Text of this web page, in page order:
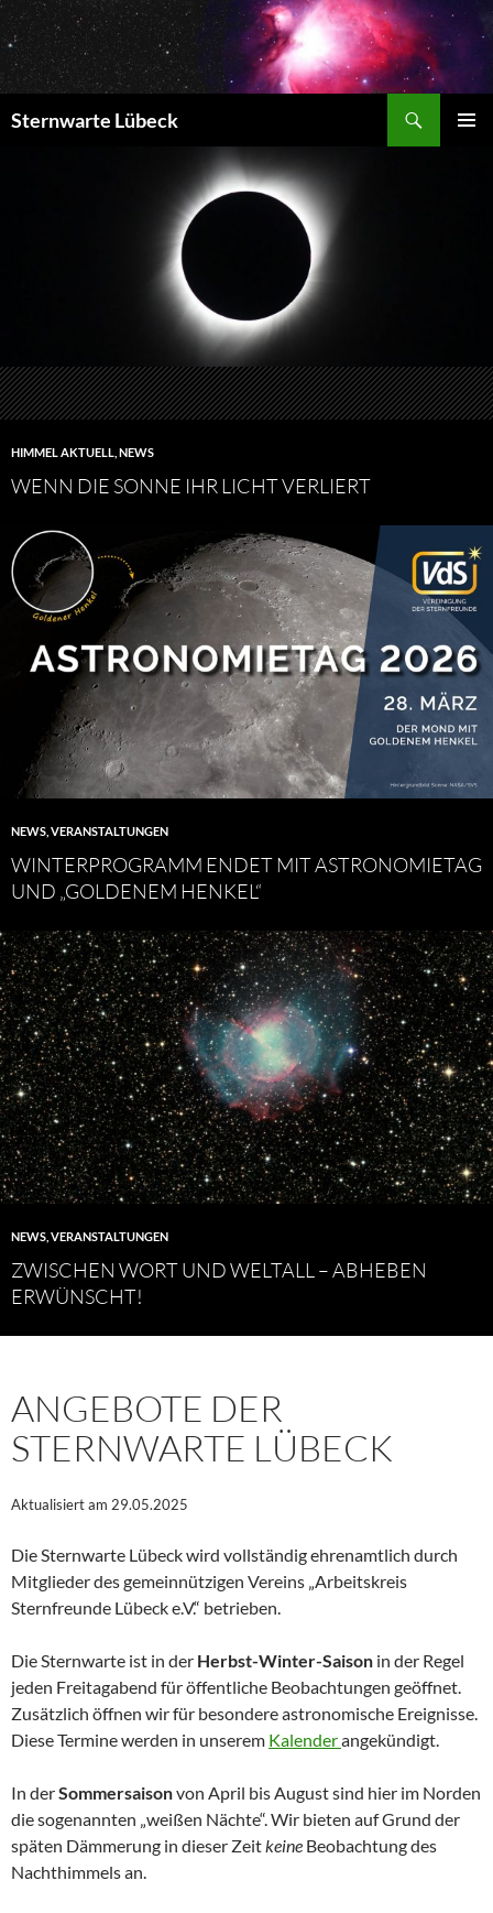
Zum
Inhalt
springen
Sternwarte Lübeck
HIMMEL AKTUELL NEWS
WENN DIE SONNE IHR LICHT VERLIERT
NEWS VERANSTALTUNGEN
WINTERPROGRAMM ENDET MIT ASTRONOMIETAG
UND „GOLDENEM HENKEL“
NEWS VERANSTALTUNGEN
ZWISCHEN WORT UND WELTALL – ABHEBEN
ERWÜNSCHT!
ANGEBOTE DER
STERNWARTE LÜBECK
Aktualisiert am 29.05.2025
Die Sternwarte Lübeck wird vollständig ehrenamtlich durch
Mitglieder des gemeinnützigen Vereins „Arbeitskreis
Sternfreunde Lübeck e.V.“ betrieben.
Die Sternwarte ist in der Herbst-Winter-Saison in der Regel
jeden Freitagabend für öffentliche Beobachtungen geöffnet.
Zusätzlich öffnen wir für besondere astronomische Ereignisse.
Diese Termine werden in unserem Kalenderangekündigt.
In derSommersaisonvon April bis August sind hier im Norden
die sogenannten „weißen Nächte“. Wir bieten auf Grund der
späten Dämmerung in dieser Zeitkeine Beobachtung des
Nachthimmels an.